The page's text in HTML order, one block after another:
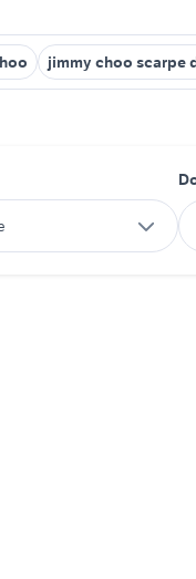
jimmy choo scarpe